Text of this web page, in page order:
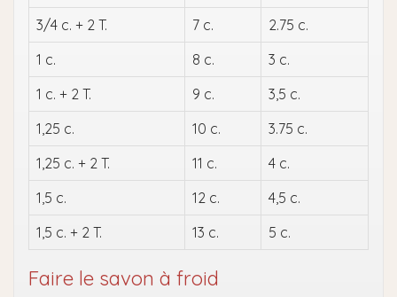
3/4 c. + 2 T.
7 c.
2.75 c.
1 c.
8 c.
3 c.
1 c. + 2 T.
9 c.
3,5 c.
1,25 c.
10 c.
3.75 c.
1,25 c. + 2 T.
11 c.
4 c.
1,5 c.
12 c.
4,5 c.
1,5 c. + 2 T.
13 c. 5 c.
Faire le savon à froid